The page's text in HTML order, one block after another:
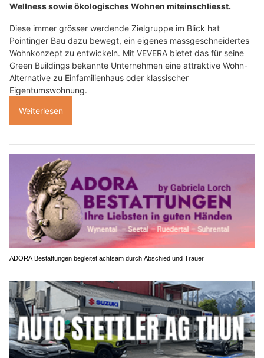
Wellness sowie ökologisches Wohnen miteinschliesst.
Diese immer grösser werdende Zielgruppe im Blick hat
Pointinger Bau dazu bewegt, ein eigenes massgeschneidertes
Wohnkonzept zu entwickeln. Mit VEVERA bietet das für seine
Green Buildings bekannte Unternehmen eine attraktive Wohn-
Alternative zu Einfamilienhaus oder klassischer
Eigentumswohnung.
Weiterlesen
ADORA Bestattungen begleitet achtsam durch Abschied und Trauer